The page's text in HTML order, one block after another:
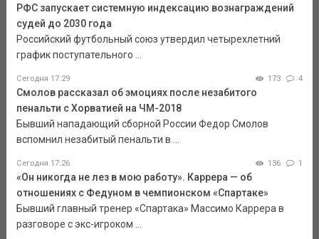
РФС запускает системную индексацию вознаграждений
судей до 2030 года
Российский футбольный союз утвердил четырехлетний
график поступательного ...
Сегодня 17:29 173 4
Смолов рассказал об эмоциях после незабитого
пенальти с Хорватией на ЧМ-2018
Бывший нападающий сборной России Федор Смолов
вспомнил незабитый пенальти в ...
Сегодня 17:26 136 1
«Он никогда не лез в мою работу». Каррера — об
отношениях с Федуном в чемпионском «Спартаке»
Бывший главный тренер «Спартака» Массимо Каррера в
разговоре с экс-игроком ...